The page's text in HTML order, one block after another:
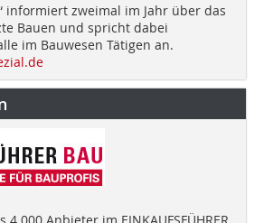
informiert zweimal im Jahr über das
Bauen und spricht dabei
im Bauwesen Tätigen an.